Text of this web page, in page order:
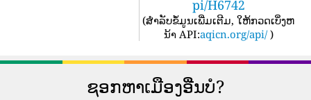
pi/H6742
(ສໍາລັບຂໍ້ມູນເພີ່ມເຕີມ, ໃຫ້ກວດເບິ່ງຫ
ນ້າ API:aqicn.org/api/ )
ຊອກຫາເມືອງອື່ນບໍ?